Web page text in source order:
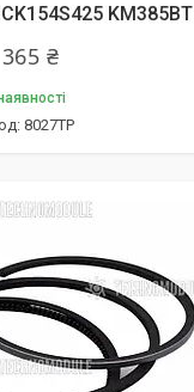
KM385BT
365 ₴
8027ТР